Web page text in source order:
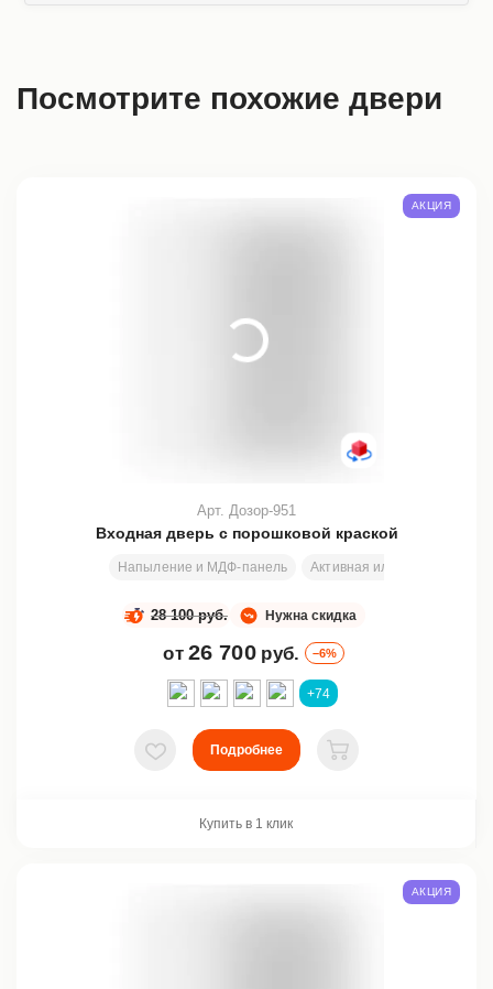
Посмотрите похожие двери
Входная дверь с порошковой краской
Напыление и МДФ-панель Активная или статичная
Арт. Дозор-951
Нужна скидка
28 100 руб.
от 26 700 руб. –6%
АКЦИЯ
+74
В избранное
Подробнее
В корзину
Купить в 1 клик
АКЦИЯ